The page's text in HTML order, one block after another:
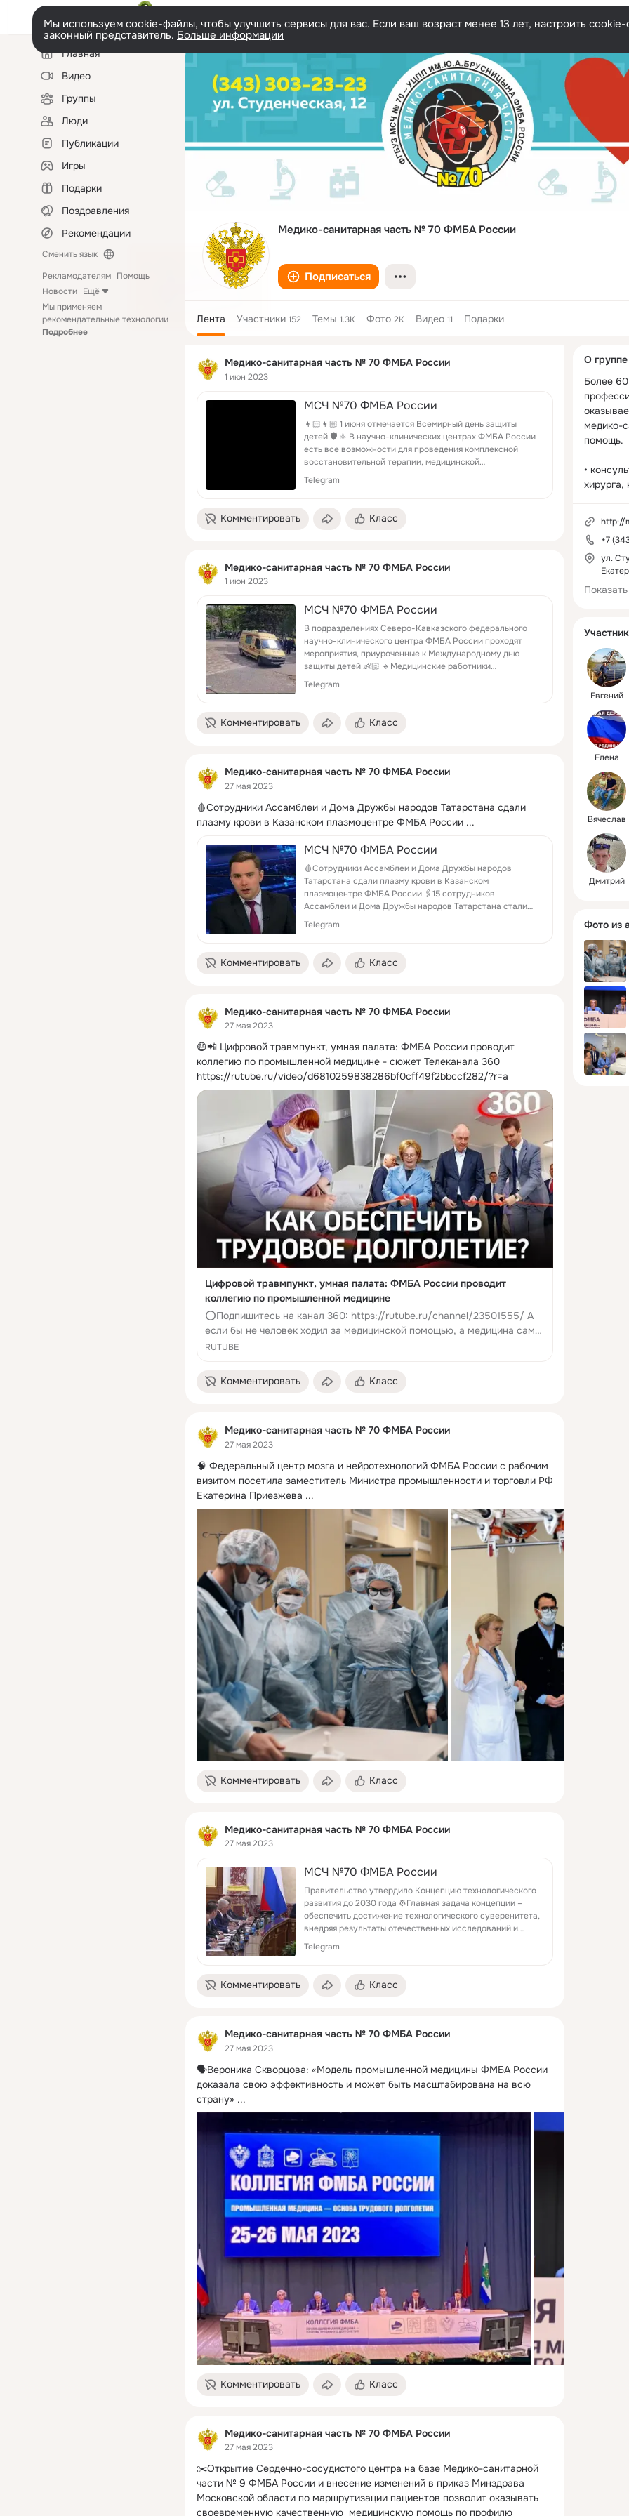
Мы используем cookie-файлы, чтобы улучшить сервисы для вас. Если ваш возраст менее 13 лет, настроить
законный представитель. Больше информации
Левая
колонкаГлавная
Видео
Группы
Люди
Публикации
Игры
Подарки
Поздравления
Рекомендации
Сменить язык
Рекламодателям Помощь
Новости Ещё
Мы применяем
рекомендательные технологии
Подробнее
Медико-санитарная часть № 70 ФМБА России
Подписаться
Лента Участники 152 Темы 1.3K Фото 2K Видео 11 Подарки
Медико-санитарная часть № 70 ФМБА России
1 июн 2023
МСЧ №70 ФМБА России
👦🏻👧🏼 1 июня отмечается Всемирный день защиты
детей 🛡 ⚛️ В научно-клинических центрах ФМБА России
есть все возможности для проведения комплексной
восстановительной терапии, медицинской
реабилитации, в том числе после сложных про...
Telegram
Комментировать Класс
Медико-санитарная часть № 70 ФМБА России
1 июн 2023
МСЧ №70 ФМБА России
В подразделениях Северо-Кавказского федерального
научно-клинического центра ФМБА России проходят
мероприятия, приуроченные к Международному дню
защиты детей 👶🏻 🔹Медицинские работники
Клинической больницы № 101 филиала СКФНКЦ ФМБА...
Telegram
Комментировать Класс
Медико-санитарная часть № 70 ФМБА России
27 мая 2023
🩸Сотрудники Ассамблеи и Дома Дружбы народов Татарстана сдали
плазму крови в Казанском плазмоцентре ФМБА России ...
МСЧ №70 ФМБА России
🩸Сотрудники Ассамблеи и Дома Дружбы народов
Татарстана сдали плазму крови в Казанском
плазмоцентре ФМБА России 🖇15 сотрудников
Ассамблеи и Дома Дружбы народов Татарстана стали
донорами плазмы крови в Казанском плазмоцентре
ФМБА Ро...
Telegram
Комментировать Класс
Медико-санитарная часть № 70 ФМБА России
27 мая 2023
😷📲 Цифровой травмпункт, умная палата: ФМБА России проводит
коллегию по промышленной медицине - сюжет Телеканала 360
https://rutube.ru/video/d6810259838286bf0cff49f2bbccf282/?r=a
Цифровой травмпункт, умная палата: ФМБА России проводит
коллегию по промышленной медицине
⭕️Подпишитесь на канал 360: https://rutube.ru/channel/23501555/ А
если бы не человек ходил за медицинской помощью, а медицина сама
приходила к человеку? Причём н...
RUTUBE
Комментировать Класс
Медико-санитарная часть № 70 ФМБА России
27 мая 2023
🧠 Федеральный центр мозга и нейротехнологий ФМБА России с рабочим
визитом посетила заместитель Министра промышленности и торговли РФ
Екатерина Приезжева ...
Комментировать Класс
Медико-санитарная часть № 70 ФМБА России
27 мая 2023
МСЧ №70 ФМБА России
Правительство утвердило Концепцию технологического
развития до 2030 года ⚙️Главная задача концепции –
обеспечить достижение технологического суверенитета,
внедряя результаты отечественных исследований и
разработок. «Очень важно доб...
Telegram
Комментировать Класс
Медико-санитарная часть № 70 ФМБА России
27 мая 2023
🗣Вероника Скворцова: «Модель промышленной медицины ФМБА России
доказала свою эффективность и может быть масштабирована на всю
страну» ...
Комментировать Класс
Медико-санитарная часть № 70 ФМБА России
27 мая 2023
✂️Открытие Сердечно-сосудистого центра на базе Медико-санитарной
части № 9 ФМБА России и внесение изменений в приказ Минздрава
Московской области по маршрутизации пациентов позволит оказывать
своевременную качественную  медицинскую помощь по профилю
колонка
О группе
Более
медико-
помощь.
•
хирурга,
других
•
•
• ЭКГ;
•
дыхания;
•
•
кабинет.
☎ +7
услуг)
☎ +7
☎ +7
(приемная)
http://
+7
ул.
Евгений
Елена
Вячеслав
Дмитрий
Фото из